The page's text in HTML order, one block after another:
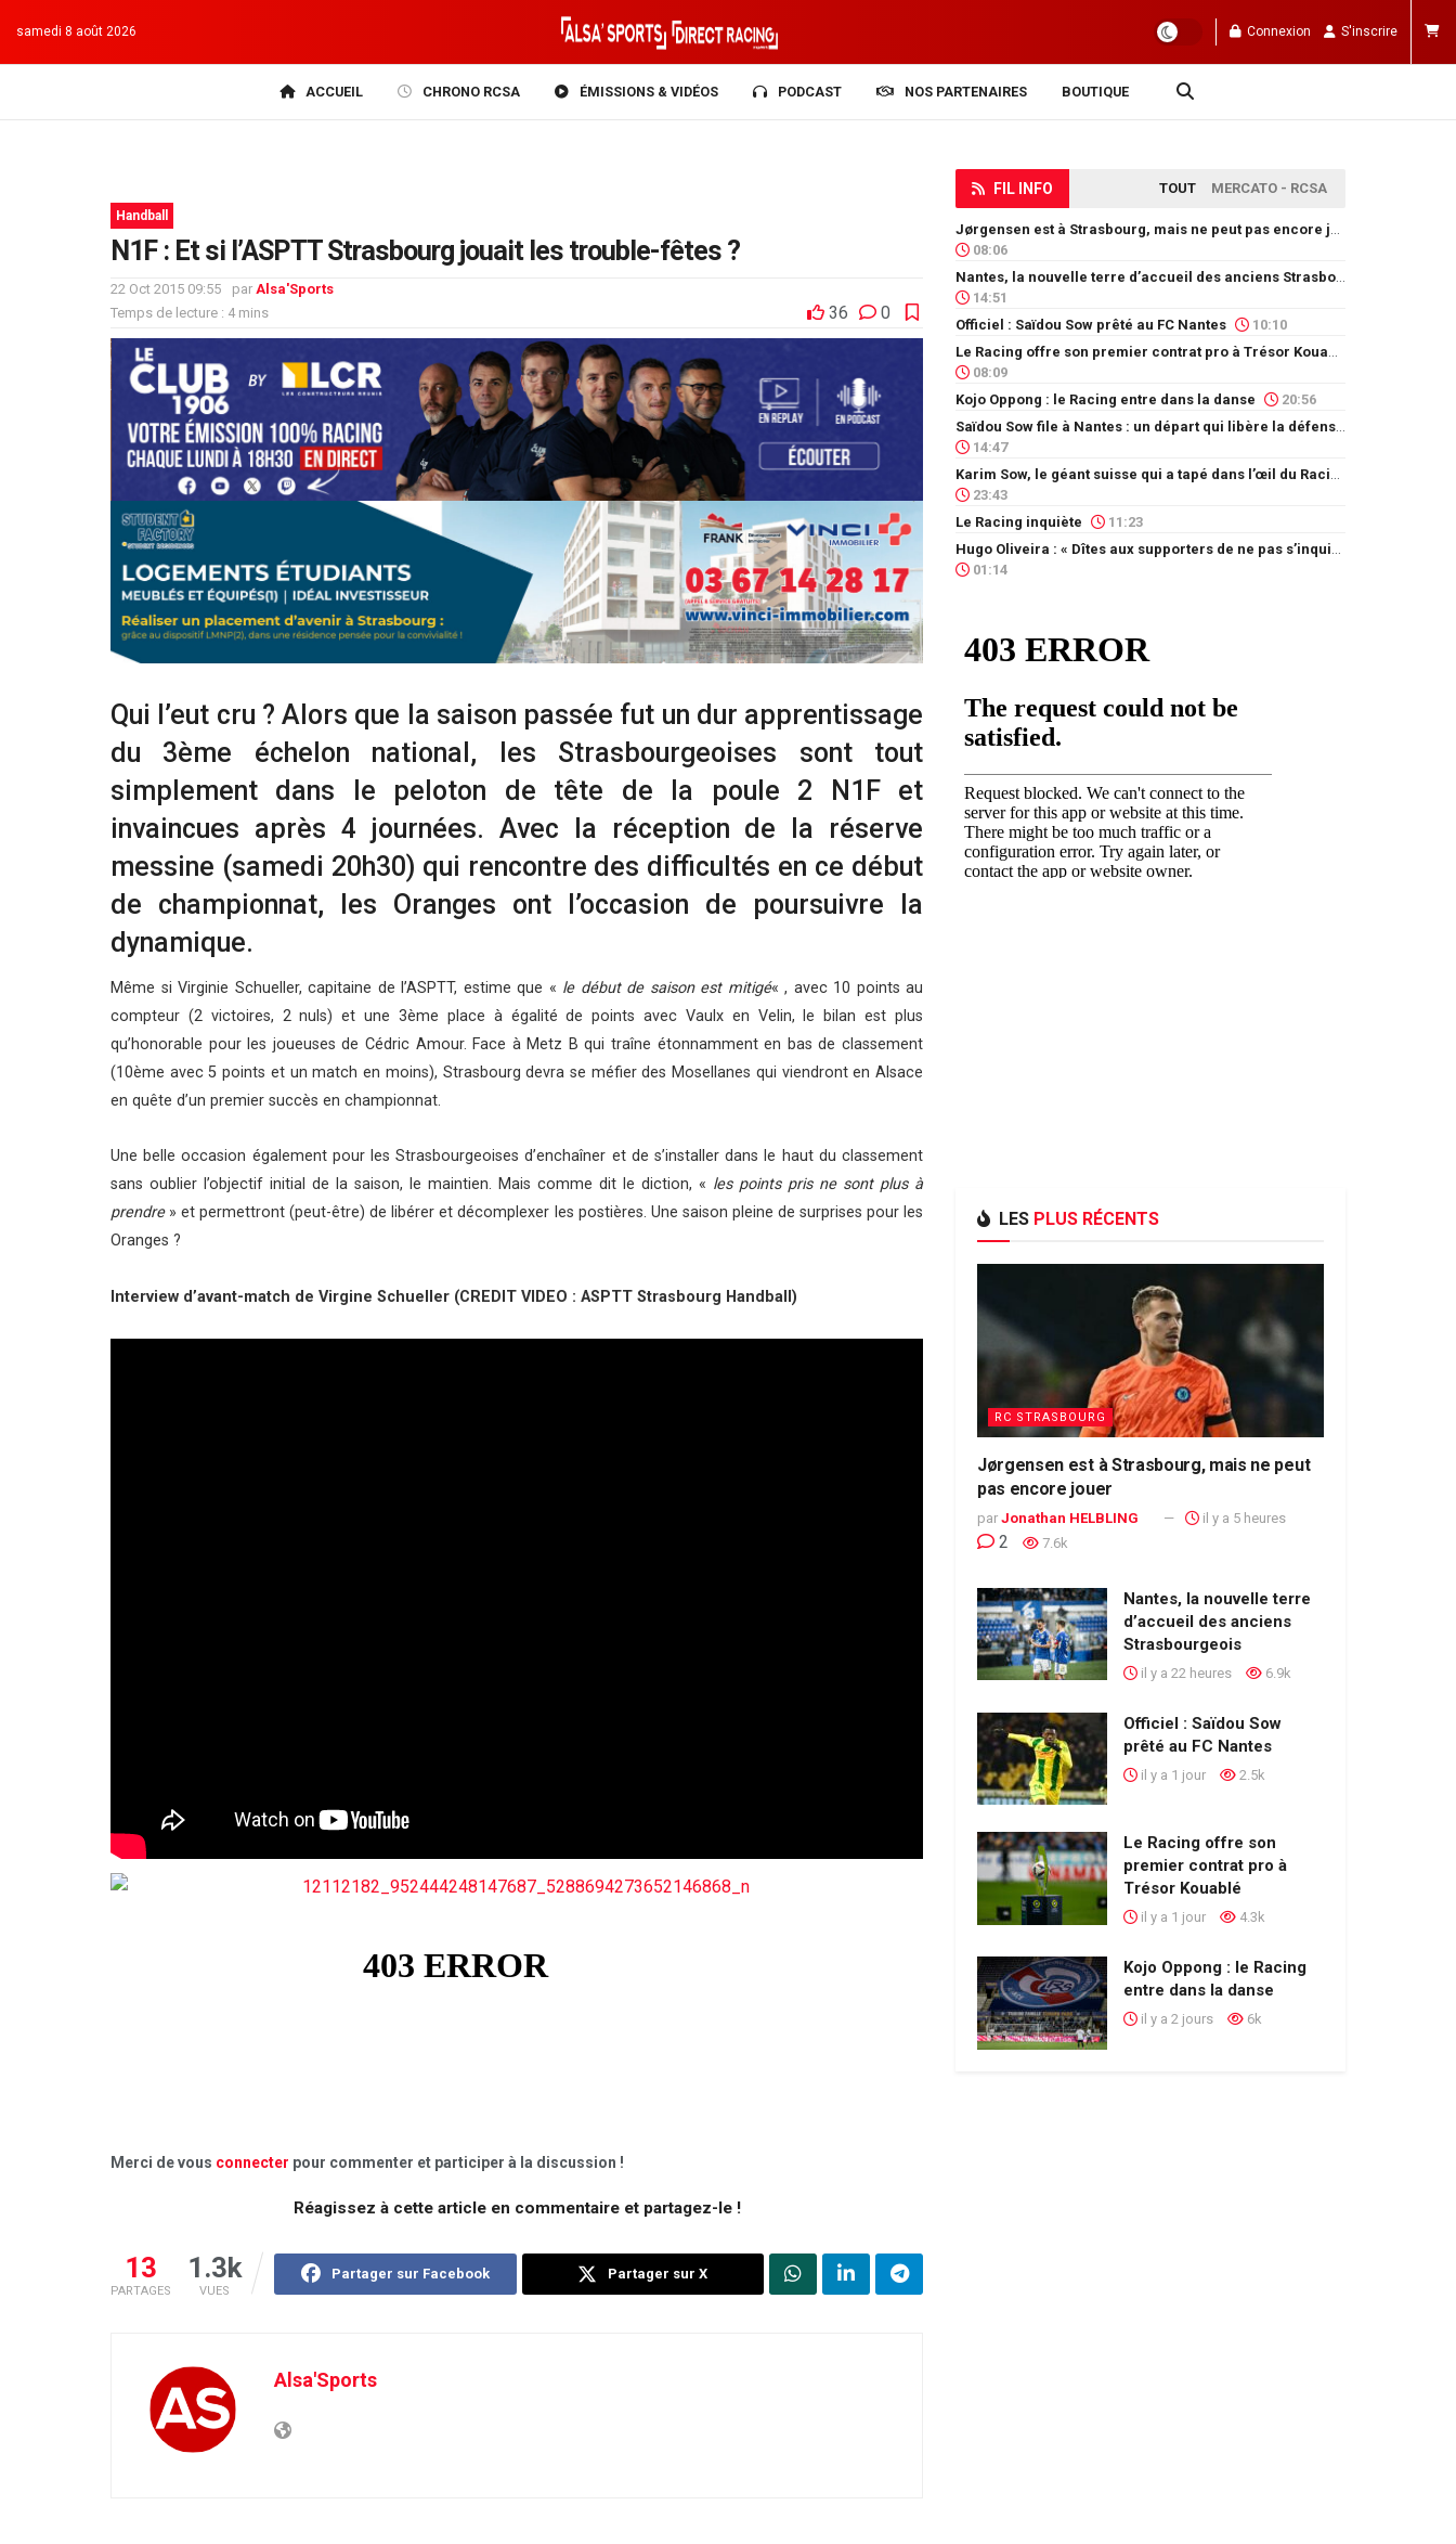
samedi 8 août 2026 Connexion S'inscrire
ACCUEIL CHRONO RCSA ÉMISSIONS & VIDÉOS PODCAST NOS PARTENAIRES BOUTIQUE
Handball
N1F : Et si l’ASPTT Strasbourg jouait les trouble-fêtes ?
22 Oct 2015 09:55 par Alsa'Sports
Temps de lecture : 4 mins
36 0
Qui l’eut cru ? Alors que la saison passée fut un dur apprentissage
du 3ème échelon national, les Strasbourgeoises sont tout
simplement dans le peloton de tête de la poule 2 N1F et
invaincues après 4 journées. Avec la réception de la réserve
messine (samedi 20h30) qui rencontre des difficultés en ce début
de championnat, les Oranges ont l’occasion de poursuivre la
dynamique.
Même si Virginie Schueller, capitaine de l’ASPTT, estime que « le début de saison est mitigé« , avec 10 points au
compteur (2 victoires, 2 nuls) et une 3ème place à égalité de points avec Vaulx en Velin, le bilan est plus
qu’honorable pour les joueuses de Cédric Amour. Face à Metz B qui traîne étonnamment en bas de classement
(10ème avec 5 points et un match en moins), Strasbourg devra se méfier des Mosellanes qui viendront en Alsace
en quête d’un premier succès en championnat.
Une belle occasion également pour les Strasbourgeoises d’enchaîner et de s’installer dans le haut du classement
sans oublier l’objectif initial de la saison, le maintien. Mais comme dit le diction, « les points pris ne sont plus à
prendre» et permettront (peut-être) de libérer et décomplexer les postières. Une saison pleine de surprises pour les
Oranges ?
Interview d’avant-match de Virgine Schueller (CREDIT VIDEO : ASPTT Strasbourg Handball)
Merci de vous connecter pour commenter et participer à la discussion !
Réagissez à cette article en commentaire et partagez-le !
13
PARTAGES
1.3k
VUES
Partager sur Facebook Partager sur X
Alsa'Sports
FIL INFO TOUT MERCATO - RCSA
08:06
14:51
Officiel : Saïdou Sow prêté au FC Nantes
10:10
08:09
Kojo Oppong : le Racing entre dans la danse
20:56
14:47
23:43
Le Racing inquiète
11:23
01:14
LES PLUS RÉCENTS
RC STRASBOURG
Jørgensen est à Strasbourg, mais ne peut
pas encore jouer
par Jonathan HELBLING il y a 5 heures
2 7.6k
Nantes, la nouvelle terre
d’accueil des anciens
Strasbourgeois
il y a 22 heures 6.9k
Officiel : Saïdou Sow
prêté au FC Nantes
il y a 1 jour 2.5k
Le Racing offre son
premier contrat pro à
Trésor Kouablé
il y a 1 jour 4.3k
Kojo Oppong : le Racing
entre dans la danse
il y a 2 jours 6k